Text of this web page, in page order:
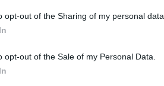
opt-out of the Sharing of my personal data.
opt-out of the Sale of my Personal Data.
és élvezd a tagoknak
egész hónapban akár egy